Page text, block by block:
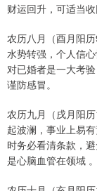
财运回升，可适当收
农历八月（酉月阳
水势转强，个人信
对已婚者是一大考
谨防感冒。
农历九月（戌月阳
起波澜，事业上易
时务必看清条款，
是心脑血管在领域 。